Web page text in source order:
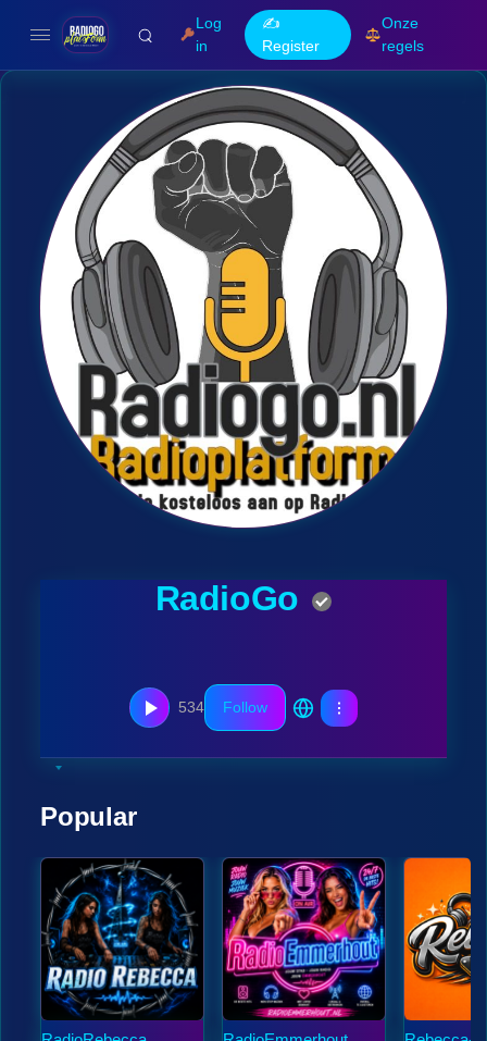
Log
in
✍️
Register
Onze
regels
RadioGo
534 Follow
Popular